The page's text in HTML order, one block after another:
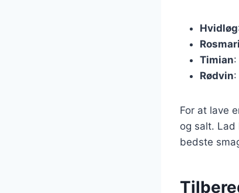
Hvidløg
Timian
Rødvin
For at lave
og salt. Lad
bedste